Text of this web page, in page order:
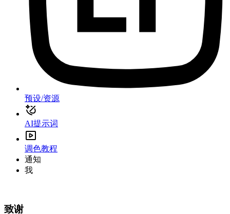
预设/资源
AI提示词
调色教程
通知
我
致谢